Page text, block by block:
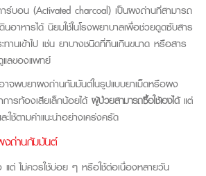
ร์บอน (Activated charcoal) เป็นผงถ่านที่สามารถ
นอาหารได้ นิยมใช้ในโรงพยาบาลเพื่อช่วยดูดซับสาร
านเข้าไป เช่น ยาบางชนิดที่กินเกินขนาด หรือสาร
แลของแพทย์
าจพบยาผงถ่านกัมมันต์ในรูปแบบยาเม็ดหรือผง
ารท้องเสียเล็กน้อยได้ ผู้ป่วยสามารถซื้อใช้เองได้แต่
ใช้ตามคำแนะนำอย่างเคร่งครัด
งถ่านกัมมันต์
แต่ ไม่ควรใช้บ่อย ๆ หรือใช้ต่อเนื่องหลายวัน